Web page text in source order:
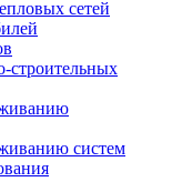
сетей
строительных
систем